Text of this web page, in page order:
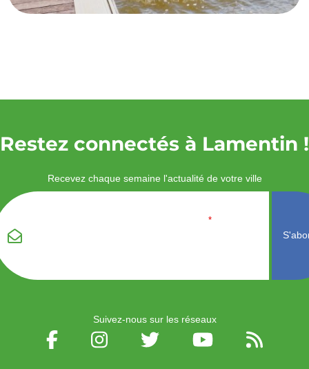
Restez connectés à Lamentin !
Recevez chaque semaine l'actualité de votre ville
*
Suivez-nous sur les réseaux